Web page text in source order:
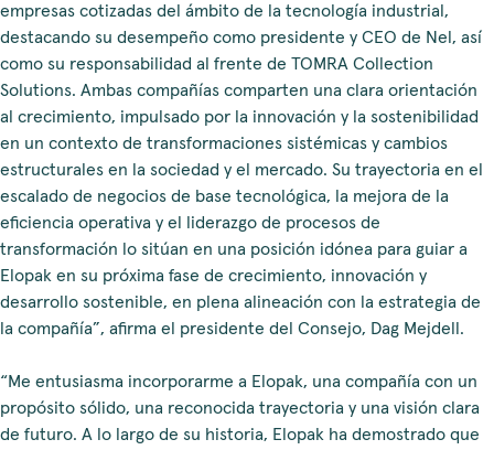
empresas cotizadas del ámbito de la tecnología industrial,
destacando su desempeño como presidente y CEO de Nel, así
como su responsabilidad al frente de TOMRA Collection
Solutions. Ambas compañías comparten una clara orientación
al crecimiento, impulsado por la innovación y la sostenibilidad
en un contexto de transformaciones sistémicas y cambios
estructurales en la sociedad y el mercado. Su trayectoria en el
escalado de negocios de base tecnológica, la mejora de la
eficiencia operativa y el liderazgo de procesos de
transformación lo sitúan en una posición idónea para guiar a
Elopak en su próxima fase de crecimiento, innovación y
desarrollo sostenible, en plena alineación con la estrategia de
la compañía”, afirma el presidente del Consejo, Dag Mejdell.
“Me entusiasma incorporarme a Elopak, una compañía con un
propósito sólido, una reconocida trayectoria y una visión clara
de futuro. A lo largo de su historia, Elopak ha demostrado que